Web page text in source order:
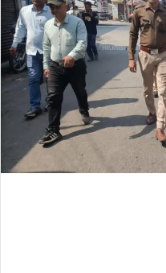
a
n
e
m
i
l